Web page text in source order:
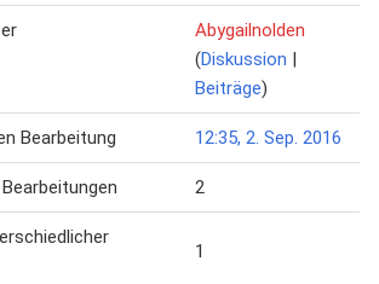
Abygailnolden
(Diskussion |
Beiträge)
Bearbeitung 12:35, 2. Sep. 2016
2
1